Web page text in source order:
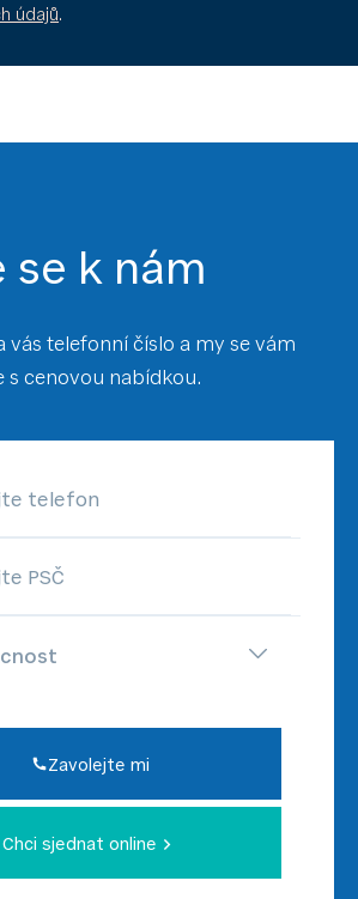
údajů.
se k nám
vás telefonní číslo a my se vám
cenovou nabídkou.
telefon
PSČ
Zavolejte mi
Chci sjednat online